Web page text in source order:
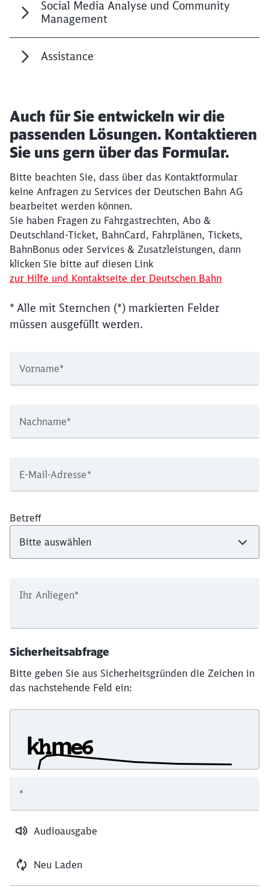
Social Media Analyse und Community
Management
Assistance
Auch für Sie entwickeln wir die
passenden Lösungen. Kontaktieren
Sie uns gern über das Formular.
Bitte beachten Sie, dass über das Kontaktformular
keine Anfragen zu Services der Deutschen Bahn AG
bearbeitet werden können.
Sie haben Fragen zu Fahrgastrechten, Abo &
Deutschland-Ticket, BahnCard, Fahrplänen, Tickets,
BahnBonus oder Services & Zusatzleistungen, dann
klicken Sie bitte auf diesen Link
zur Hilfe und Kontaktseite der Deutschen Bahn
* Alle mit Sternchen (*) markierten Felder
müssen ausgefüllt werden.
Vorname*
Nachname*
E-Mail-Adresse*
Betreff
Ihr Anliegen*
Sicherheitsabfrage
Bitte geben Sie aus Sicherheitsgründen die Zeichen in
das nachstehende Feld ein:
Audioausgabe
Neu Laden
*
Möchten Sie zuweitergeleitet
Abbrechen Weiter